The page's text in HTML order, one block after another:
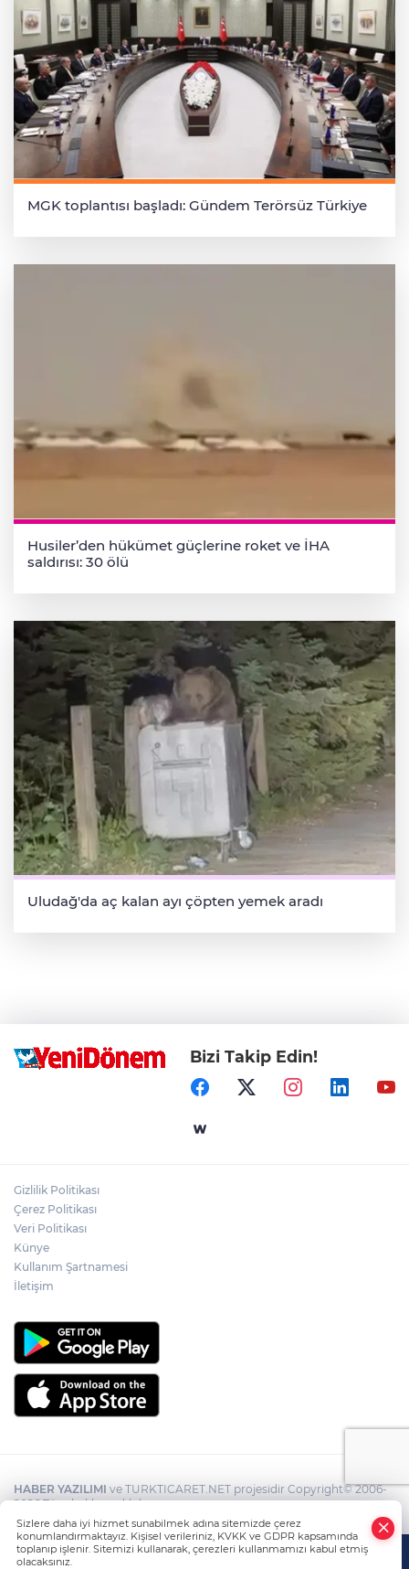
MGK toplantısı başladı: Gündem Terörsüz Türkiye
Husiler’den hükümet güçlerine roket ve İHA
saldırısı: 30 ölü
Uludağ'da aç kalan ayı çöpten yemek aradı
Bizi Takip Edin!
Gizlilik Politikası
Çerez Politikası
Veri Politikası
Künye
Kullanım Şartnamesi
İletişim
HABER YAZILIMI ve TURKTICARET.NET projesidir Copyright© 2006-
2026 Tüm hakları saklıdır.
Sizlere daha iyi hizmet sunabilmek adına sitemizde çerez
konumlandırmaktayız. Kişisel verileriniz, KVKK ve GDPR kapsamında
toplanıp işlenir. Sitemizi kullanarak, çerezleri kullanmamızı kabul etmiş
olacaksınız.